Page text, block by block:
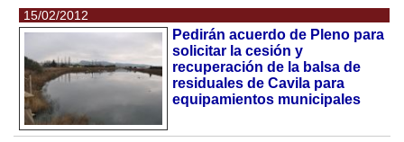
15/02/2012
Pedirán acuerdo de Pleno para
solicitar la cesión y
recuperación de la balsa de
residuales de Cavila para
equipamientos municipales